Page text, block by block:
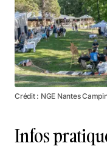
Crédit : NGE Nantes
Infos